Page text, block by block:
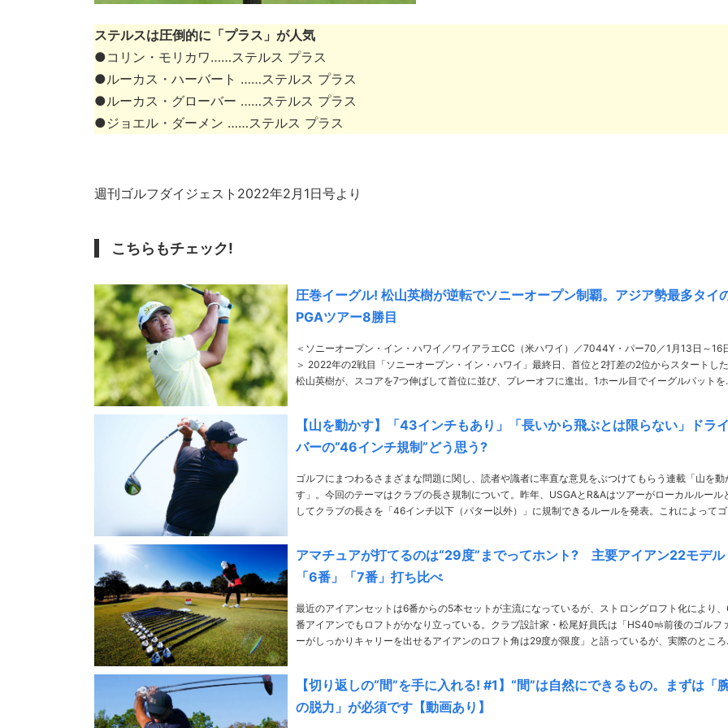
ステルスは圧倒的に「プラス」が人気
●コリン・モリカワ……ステルス プラス
●ルーカス・ハーバート ……ステルス プラス
●ルーカス・グローバー ……ステルス プラス
●ジョエル・ダーメン ……ステルス プラス
週刊ゴルフダイジェスト2022年2月1日号より
こちらもチェック!
圧巻イーグル! 松山英樹が逆転でソニーオープン制覇。アジア勢最多タイ
PGAツアー8勝目
＜ソニーオープン・イン・ハワイ／ワイアラエCC（米ハワイ）／7044Y・パー70／1月13日～16
＞ 2022年の2戦目「ソニーオープン・イン・ハワイ」最終日、首位と2打差の2位からスタートした
松山英樹が、スコアを7つ伸ばして首位に並び、プレーオフに進出。1ホール目でイーグルパットを
【山を動かす】「43インチもあり」「長いから飛ぶとは限らない」ドラ
バーの“46インチ規制”どう思う?
ゴルフにまつわるさまざまな問題に関し、読者や識者に率直な意見をぶつけてもらう連載「山を動
す」。今回のテーマはクラブの長さ規制について。昨年、USGAとR&Aはツアーがローカルルール
してクラブの長さを「46インチ以下（パター以外）」に規制できるルールを発表。これによって
アマチュアが打てるのは“29度”までってホント? 主要アイアン22モデル
「6番」「7番」打ち比べ
最近のアイアンセットは6番からの5本セットが主流になっているが、ストロングロフト化により
番アイアンでもロフトがかなり立っている。クラブ設計家・松尾好員氏は「HS40㎧前後のゴルフ
ーがしっかりキャリーを出せるアイアンのロフト角は29度が限度」と語っているが、実際のところ
【切り返しの“間”を手に入れる! #1】“間”は自然にできるもの。まずは「
の脱力」が必須です【動画あり】